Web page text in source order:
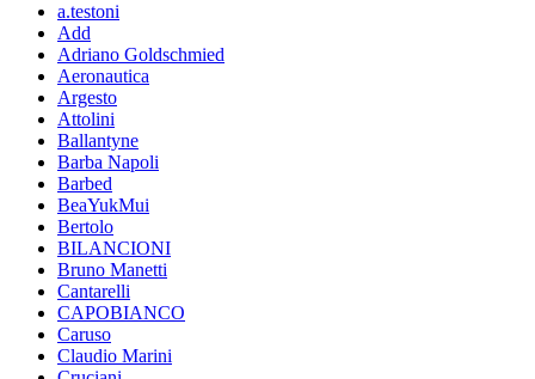
a.testoni
Add
Adriano Goldschmied
Aeronautica
Argesto
Attolini
Ballantyne
Barba Napoli
Barbed
BeaYukMui
Bertolo
BILANCIONI
Bruno Manetti
Cantarelli
CAPOBIANCO
Caruso
Claudio Marini